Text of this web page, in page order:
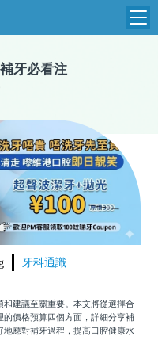
牙必看注
牙科通識
建議至關重要。本文將從選擇合
價格預算四個方面，詳細分享補
應對補牙過程，提高口腔健康水